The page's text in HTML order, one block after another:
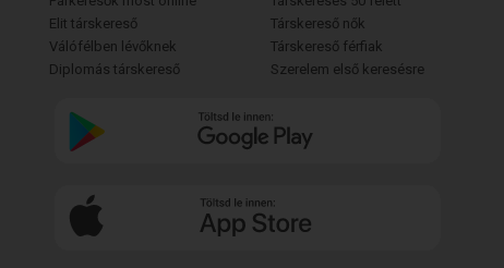
Elit társkereső
Válófélben lévőknek
Diplomás társkereső
Társkereső nők
Társkereső férfiak
Szerelem első keresésre